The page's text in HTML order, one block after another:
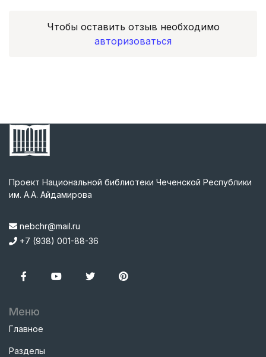
Чтобы оставить отзыв необходимо
авторизоваться
Проект Национальной библиотеки Чеченской Республики
им. А.А. Айдамирова
nebchr@mail.ru
+7 (938) 001-88-36
Меню
Главное
Разделы